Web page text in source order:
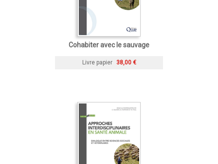
Cohabiter avec le sauvage
Livre papier 38,00 €